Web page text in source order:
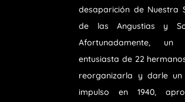
desaparición de Nuestra
de las Angustias y
Afortunadamente, un
entusiasta de 22
reorganizarla y darle un
impulso en 1940,